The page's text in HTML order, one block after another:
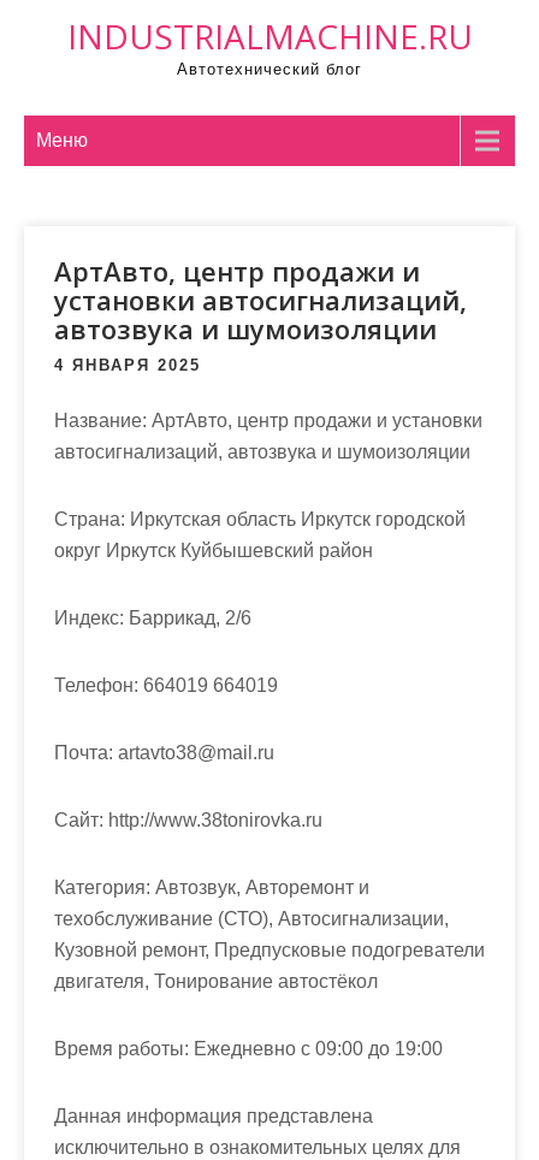
INDUSTRIALMACHINE.RU
Автотехнический блог
Меню
АртАвто, центр продажи и
установки автосигнализаций,
автозвука и шумоизоляции
4 ЯНВАРЯ 2025
Название: АртАвто, центр продажи и установки
автосигнализаций, автозвука и шумоизоляции
Страна: Иркутская область Иркутск городской
округ Иркутск Куйбышевский район
Индекс: Баррикад, 2/6
Телефон: 664019 664019
Почта: artavto38@mail.ru
Cайт: http://www.38tonirovka.ru
Категория: Автозвук, Авторемонт и
техобслуживание (СТО), Автосигнализации,
Кузовной ремонт, Предпусковые подогреватели
двигателя, Тонирование автостёкол
Время работы: Ежедневно с 09:00 до 19:00
Данная информация представлена
исключительно в ознакомительных целях для